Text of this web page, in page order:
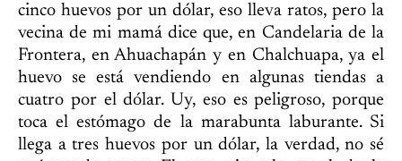
cinco huevos por un dólar, eso lleva ratos, pero la
vecina de mi mamá dice que, en Candelaria de la
Frontera, en Ahuachapán y en Chalchuapa, ya el
huevo se está vendiendo en algunas tiendas a
cuatro por el dólar. Uy, eso es peligroso, porque
toca el estómago de la marabunta laburante. Si
llega a tres huevos por un dólar, la verdad, no sé